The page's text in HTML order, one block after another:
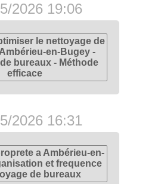
2026 19:06
le nettoyage de
en-Bugey -
bureaux - Méthode
efficace
2026 16:31
a Ambérieu-en-
et frequence
de bureaux